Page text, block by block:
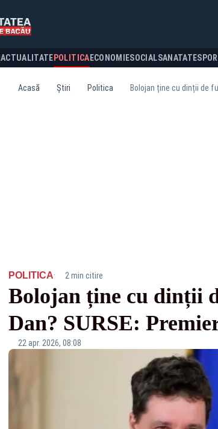
ACTUALITATE POLITICA ECONOMIESOCIALSANATATE
Acasă Știri Politica Bolojan ține cu dinții de
POLITICA· 2 min citire
Bolojan ține cu dinții
Dan? SURSE:
22 apr. 2026, 08:08